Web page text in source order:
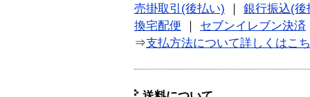
売掛取引(後払い) ｜ 銀行振込(後
換宅配便 ｜ セブンイレブン決済
⇒支払方法について詳しくはこ